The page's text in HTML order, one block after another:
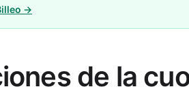
→
de la